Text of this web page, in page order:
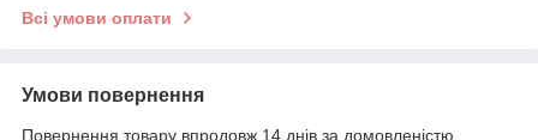
Всі умови оплати
Умови повернення
Повернення товару впродовж 14 днів за домовленістю